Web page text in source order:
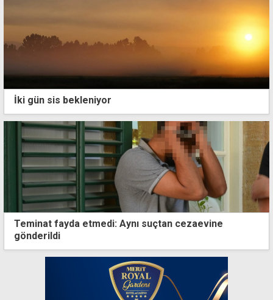
İki gün sis bekleniyor
Teminat fayda etmedi: Aynı suçtan cezaevine
gönderildi